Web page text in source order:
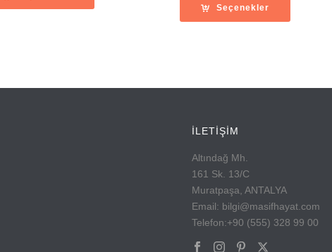
Seçenekler
İLETİŞİM
Altındağ Mh.
161 Sk. 13/C
Muratpaşa, ANTALYA
Email: bilgi@masifhayat.com
Telefon:+90 (555) 328 99 00